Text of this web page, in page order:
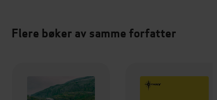
Flere bøker av samme forfatter